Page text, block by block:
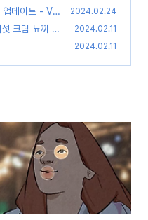
업데이트 - VI
2024.02.24
크림 뇨끼 2024.02.11
2024.02.11